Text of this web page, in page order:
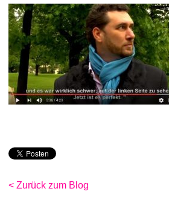
< Zurück zum Blog